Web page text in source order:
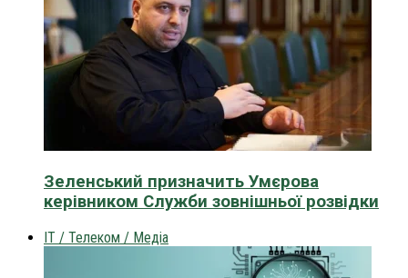
Зеленський призначить Умєрова
керівником Служби зовнішньої розвідки
IT / Телеком / Медіа